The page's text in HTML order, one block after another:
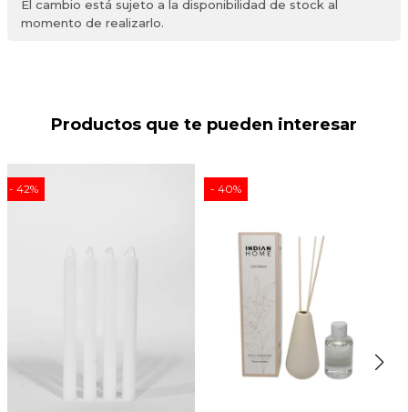
El cambio está sujeto a la disponibilidad de stock al
momento de realizarlo.
Productos que te pueden interesar
42 40